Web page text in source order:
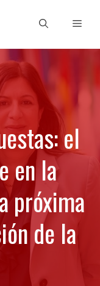
el
en la
próxima
de la